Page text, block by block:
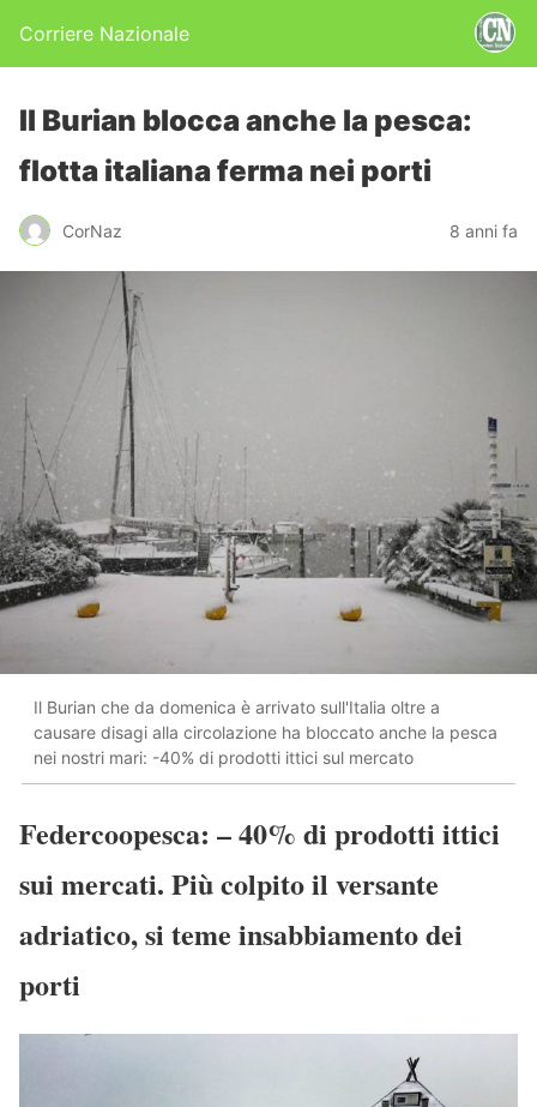
Corriere Nazionale
Il Burian blocca anche la pesca:
flotta italiana ferma nei porti
CorNaz 8 anni fa
Il Burian che da domenica è arrivato sull'Italia oltre a
causare disagi alla circolazione ha bloccato anche la pesca
nei nostri mari: -40% di prodotti ittici sul mercato
Federcoopesca: – 40% di prodotti ittici
sui mercati. Più colpito il versante
adriatico, si teme insabbiamento dei
porti